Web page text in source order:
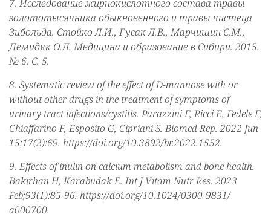
7. Исследование жирнокислотного состава травы
золототысячника обыкновенного и травы чистеца
Зибольда. Стойко Л.И., Гусак Л.В., Марчишин С.М.,
Демидяк О.Л. Медицина и образование в Сибири. 2015.
№ 6. С. 5.
8. Systematic review of the effect of D-mannose with or
without other drugs in the treatment of symptoms of
urinary tract infections/cystitis. Parazzini F, Ricci E, Fedele F,
Chiaffarino F, Esposito G, Cipriani S. Biomed Rep. 2022 Jun
15;17(2):69. https://doi.org/10.3892/br.2022.1552.
9. Effects of inulin on calcium metabolism and bone health.
Bakirhan H, Karabudak E. Int J Vitam Nutr Res. 2023
Feb;93(1):85-96. https://doi.org/10.1024/0300-9831/
a000700.